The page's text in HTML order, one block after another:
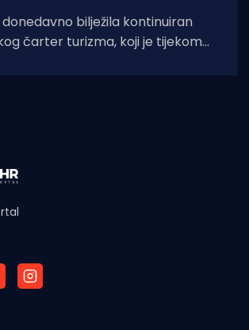
bilježila kontinuiran
čarter turizma, koji je tijekom